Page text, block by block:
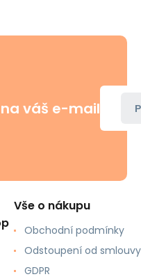
váš e-mail
Vše o nákupu
Obchodní podmínky
Odstoupení od smlouvy
GDPR